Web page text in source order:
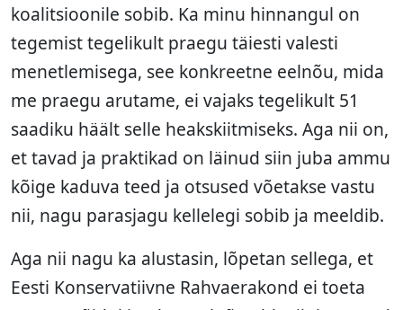
koalitsioonile sobib. Ka minu hinnangul on
tegemist tegelikult praegu täiesti valesti
menetlemisega, see konkreetne eelnõu, mida
me praegu arutame, ei vajaks tegelikult 51
saadiku häält selle heakskiitmiseks. Aga nii on,
et tavad ja praktikad on läinud siin juba ammu
kõige kaduva teed ja otsused võetakse vastu
nii, nagu parasjagu kellelegi sobib ja meeldib.
Aga nii nagu ka alustasin, lõpetan sellega, et
Eesti Konservatiivne Rahvaerakond ei toeta